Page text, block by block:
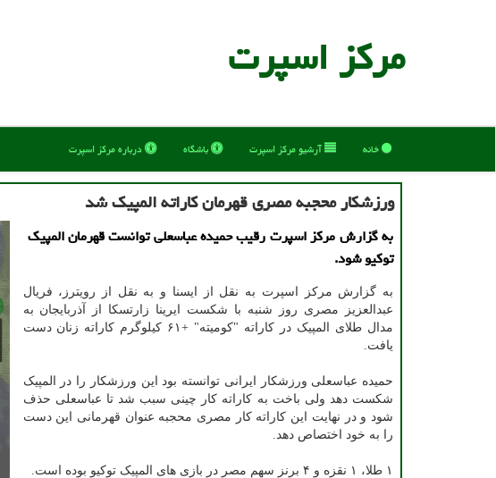
مركز اسپرت
خانه آرشیو مركز اسپرت باشگاه درباره مركز اسپرت
ورزشکار محجبه مصری قهرمان کاراته المپیک شد
به گزارش مرکز اسپرت رقیب حمیده عباسعلی توانست قهرمان المپیک
توکیو شود.
به گزارش مرکز اسپرت به نقل از ایسنا و به نقل از رویترز، فریال
عبدالعزیز مصری روز شنبه با شکست ایرینا زارتسکا از آذربایجان به
مدال طلای المپیک در کاراته "کومیته" +۶۱ کیلوگرم کاراته زنان دست
یافت.
حمیده عباسعلی ورزشکار ایرانی توانسته بود این ورزشکار را در المپیک
شکست دهد ولی باخت به کاراته کار چینی سبب شد تا عباسعلی حذف
شود و در نهایت این کاراته کار مصری محجبه عنوان قهرمانی این دست
را به خود اختصاص دهد.
۱ طلا، ۱ نقزه و ۴ برنز سهم مصر در بازی های المپیک توکیو بوده است.